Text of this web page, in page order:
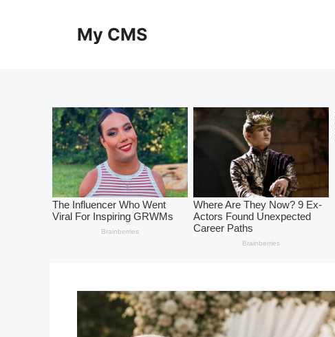
My CMS